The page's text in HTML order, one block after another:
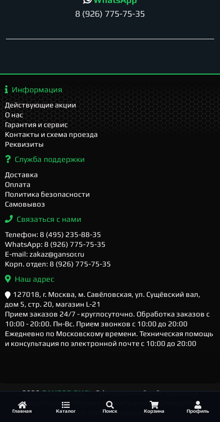
Главная Каталог Поиск Корзина Профиль
8 (926) 775-75-35
Информация
Действующие акции
О нас
Гарантия и сервис
Контакты и схема проезда
Реквизиты
Служба поддержки
Доставка
Оплата
Политика безопасности
Самовывоз
Связаться с нами
Телефон: 8 (495) 235-88-35
WhatsApp: 8 (926) 775-75-35
E-mail: zakaz@gansor.ru
Корп. отдел: 8 (926) 775-75-35
Наш адрес
127018, г. Москва, м. Савёловская, ул. Сущёвский вал,
дом 5, стр. 20, магазин L-21
Прием заказов 24/7 - круглосуточно. Обработка заказов с
10:00 - 20:00. Пн-Вс. Прием звонков с 10:00 до 20:00
Ежедневно по Московскому времени. Техническая помощь
и консультация по электронной почте с 10:00 до 20:00
2026GANSOR.RU ™- Официальный сайт магазина
компьютерной техники и электроники. Компьютеры
любого уровня и сложности.